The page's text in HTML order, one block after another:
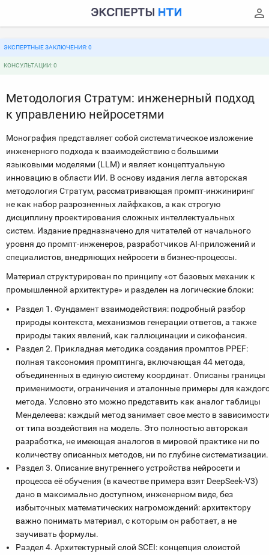
ЭКСПЕРТНЫЕ ЗАКЛЮЧЕНИЯ: 0
КОНСУЛЬТАЦИИ: 0
Методология Стратум: инженерный подход
к управлению нейросетями
Монография представляет собой систематическое изложение
инженерного подхода к взаимодействию с большими
языковыми моделями (LLM) и являет концептуальную
инновацию в области ИИ. В основу издания легла авторская
методология Стратум, рассматривающая промпт-инжиниринг
не как набор разрозненных лайфхаков, а как строгую
дисциплину проектирования сложных интеллектуальных
систем. Издание предназначено для читателей от начального
уровня до промпт-инженеров, разработчиков AI-приложений и
специалистов, внедряющих нейросети в бизнес-процессы.
Материал структурирован по принципу «от базовых механик к
промышленной архитектуре» и разделен на логические блоки:
Раздел 1. Фундамент взаимодействия: подробный разбор
природы контекста, механизмов генерации ответов, а также
природы таких явлений, как галлюцинации и сикофансия.
Раздел 2. Прикладная методика создания промптов PPEF:
полная таксономия промптинга, включающая 44 метода,
объединенных в единую систему координат. Описаны границы
применимости, ограничения и эталонные примеры для
метода. Условно это можно представить как аналог таблицы
Менделеева: каждый метод занимает свое место в
от типа воздействия на модель. Это полностью авторская
разработка, не имеющая аналогов в мировой практике ни по
количеству описанных методов, ни по глубине систематизации.
Раздел 3. Описание внутреннего устройства нейросети и
процесса её обучения (в качестве примера взят DeepSeek-V3)
дано в максимально доступном, инженерном виде, без
избыточных математических нагромождений: архитектору
важно понимать материал, с которым он работает, а не
заучивать формулы.
Раздел 4. Архитектурный слой SCEI: концепция слоистой